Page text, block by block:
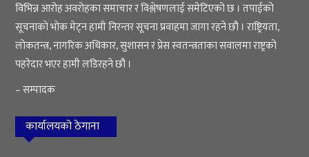
विभिन्न आरोह अवरोहका समाचार र विश्लेषणलाई समेटिएको छ । तपाईको
सूचनाको भोक मेट्न हामी निरन्तर सूचना प्रवाहमा जागा रहने छौ । राष्ट्रियता,
लोकतन्त्र, नागरिक अधिकार, सुशासन र प्रेस स्वतन्त्रताका सवालमा राष्ट्रको
पहरेदार भएर हामी लडिरहने छौ ।
– सम्पादक
कार्यालयको ठेगाना